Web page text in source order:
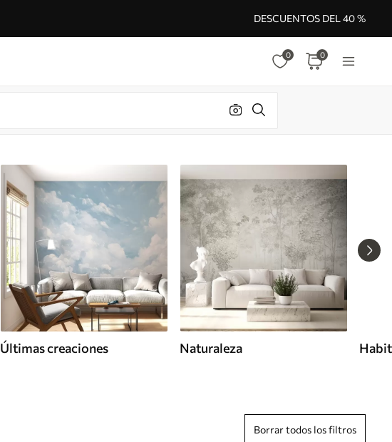
DESCUENTOS DEL 40 %
0 0
Últimas creaciones Naturaleza
Borrar todos los filtros